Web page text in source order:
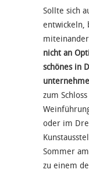
Sollte sich
entwickeln,
nicht an
schönes in
zum
oder im
Sommer
zu einem